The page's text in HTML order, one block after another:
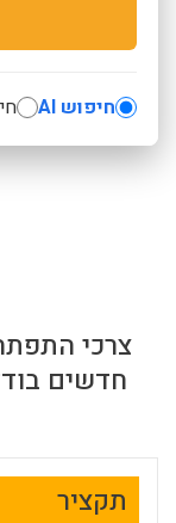
חיפוש AI
צרכי
חדשים
תקציר